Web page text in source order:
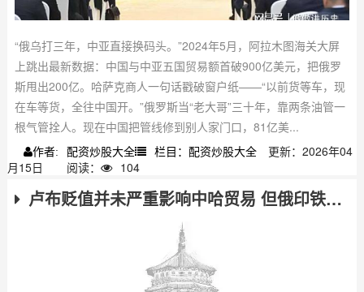
“俄乌打三年，中亚直接换码头。”2024年5月，阿拉木图海关大屏
上跳出最新数据：中国与中亚五国贸易额首破900亿美元，把俄罗
斯甩出200亿。哈萨克商人一句话戳破窗户纸——“以前货等车，现
在车等货，全往中国开。”俄罗斯当“老大哥”三十年，靠两条油管一
根气管拴人。现在中国把管线修到别人家门口，81亿美...
作者: 配资炒股大全 栏目：配资炒股大全
更新：2026年04
月15日
阅读： 104
卢布贬值并未严重影响中哈贸易 但俄印铁路因太贵搁浅